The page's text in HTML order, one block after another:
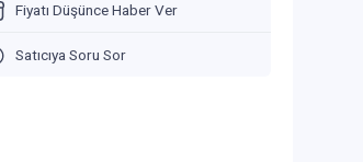
Fiyatı Düşünce Haber Ver
Satıcıya Soru Sor